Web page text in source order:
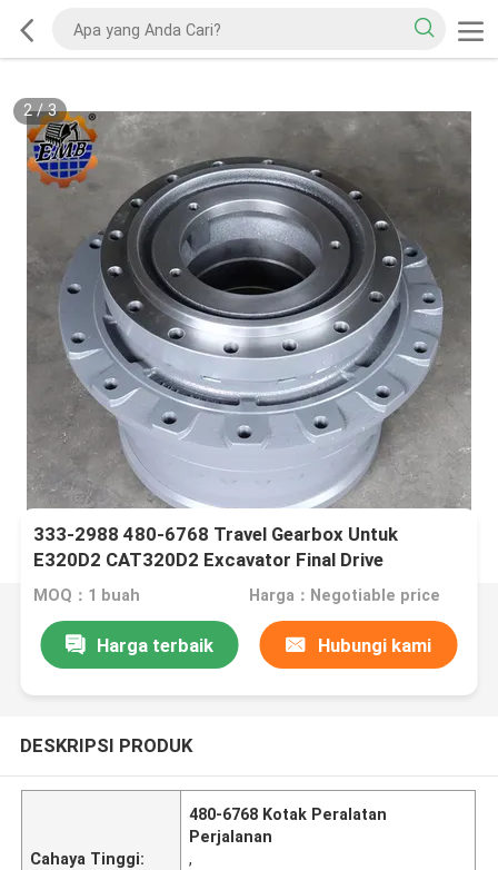
2/3
333-2988 480-6768 Travel Gearbox Untuk
E320D2 CAT320D2 Excavator Final Drive
MOQ：1 buah Harga：Negotiable price
Harga terbaik Hubungi kami
DESKRIPSI PRODUK
Cahaya Tinggi:
480-6768 Kotak Peralatan
Perjalanan
,